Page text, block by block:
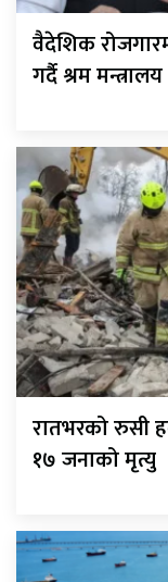
वैदेशिक
गर्दै श्रम मन्त्रालय
रातभरको रुसी
१७ जनाको मृत्यु